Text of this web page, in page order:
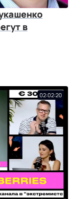
в
02:02:20